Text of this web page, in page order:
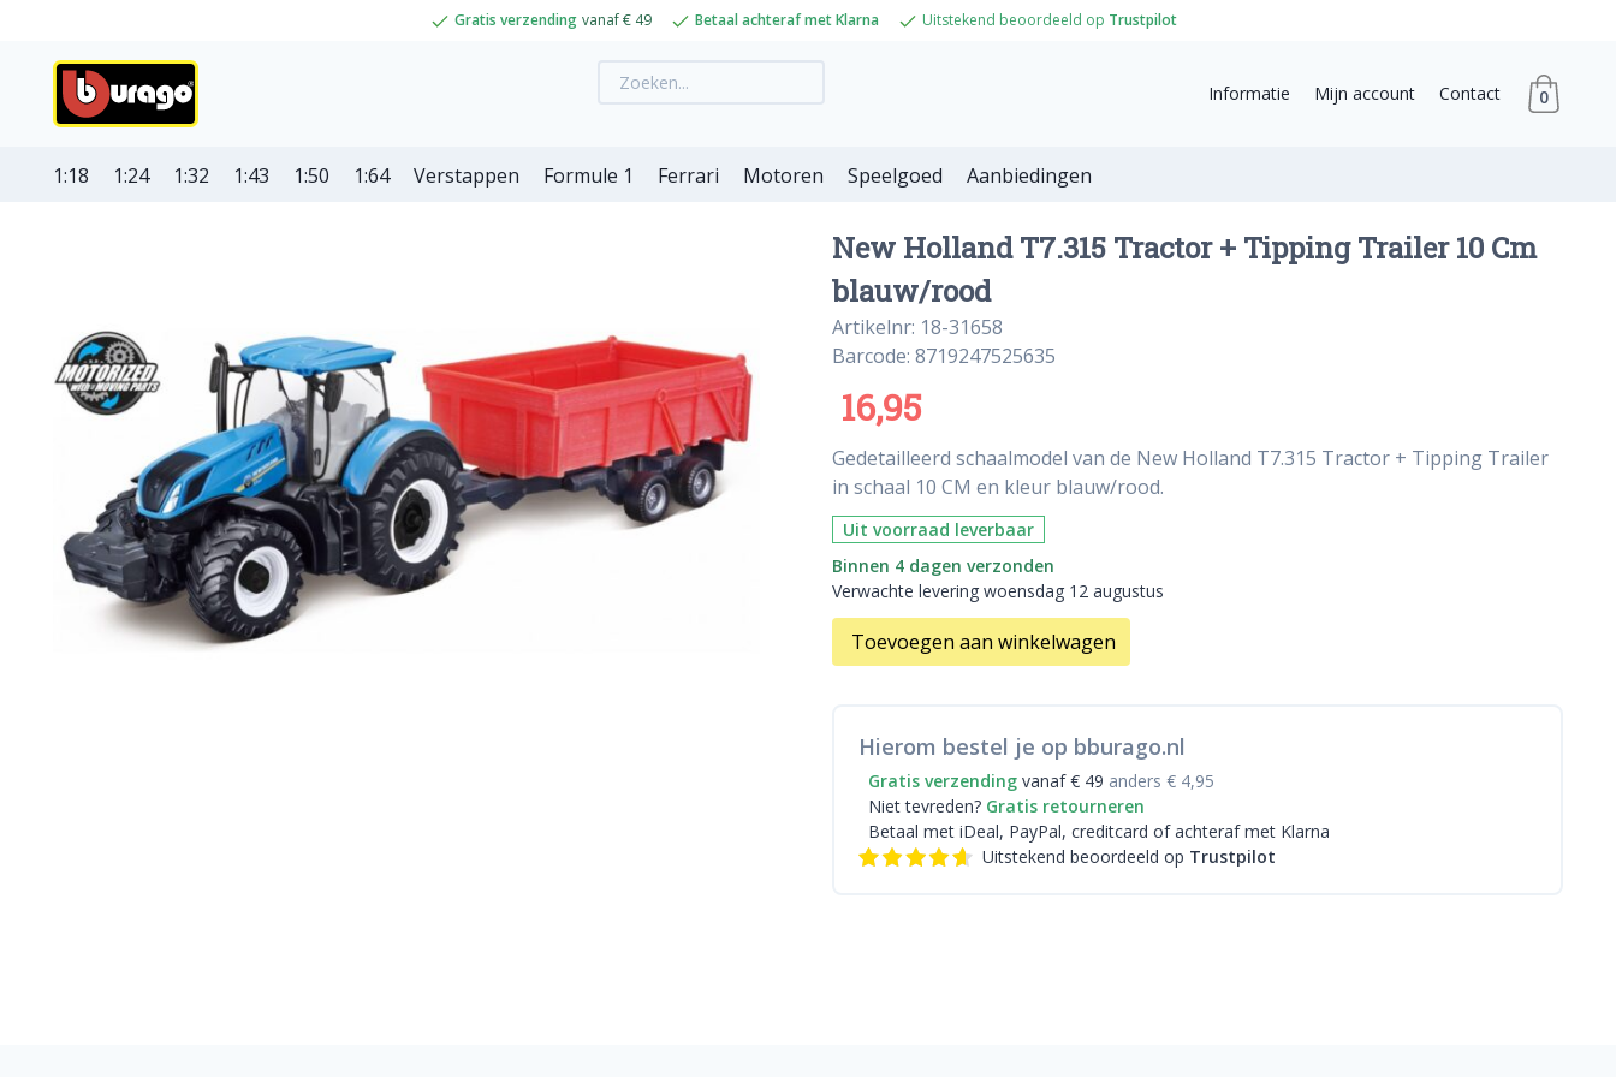
Gratis verzending vanaf € 49 Betaal achteraf met Klarna Uitstekend beoordeeld op Trustpilot
Informatie Mijn account Contact 0
1:18 1:24 1:32 1:43 1:50 1:64 Verstappen Formule 1 Ferrari Motoren Speelgoed Aanbiedingen
New Holland T7.315 Tractor + Tipping Trailer 10 Cm
blauw/rood
Artikelnr: 18-31658
Barcode: 8719247525635
16,95
Gedetailleerd schaalmodel van de New Holland T7.315 Tractor + Tipping Trailer
in schaal 10 CM en kleur blauw/rood.
Uit voorraad leverbaar
Binnen 4 dagen verzonden
Verwachte levering woensdag 12 augustus
Toevoegen aan winkelwagen
Hierom bestel je op bburago.nl
Gratis verzending vanaf € 49 anders € 4,95
Niet tevreden? Gratis retourneren
Betaal met iDeal, PayPal, creditcard of achteraf met Klarna
Uitstekend beoordeeld op Trustpilot